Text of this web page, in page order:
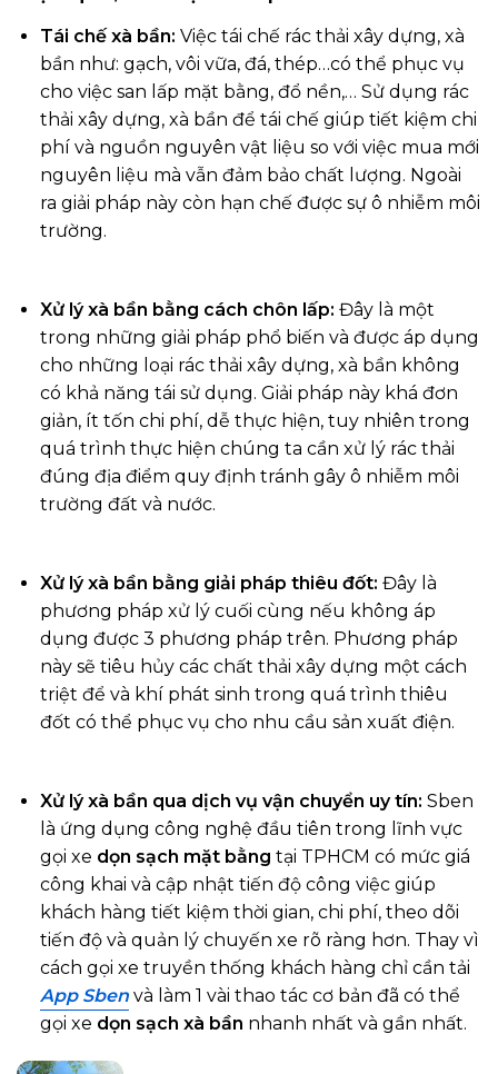
Tái chế xà bần: Việc tái chế rác thải xây dựng, xà
bần như: gạch, vôi vữa, đá, thép…có thể phục vụ
cho việc san lấp mặt bằng, đổ nền,… Sử dụng rác
thải xây dựng, xà bần để tái chế giúp tiết kiệm chi
phí và nguồn nguyên vật liệu so với việc mua mới
nguyên liệu mà vẫn đảm bảo chất lượng. Ngoài
ra giải pháp này còn hạn chế được sự ô nhiễm môi
trường.
Xử lý xà bần bằng cách chôn lấp: Đây là một
trong những giải pháp phổ biến và được áp dụng
cho những loại rác thải xây dựng, xà bần không
có khả năng tái sử dụng. Giải pháp này khá đơn
giản, ít tốn chi phí, dễ thực hiện, tuy nhiên trong
quá trình thực hiện chúng ta cần xử lý rác thải
đúng địa điểm quy định tránh gây ô nhiễm môi
trường đất và nước.
Xử lý xà bần bằng giải pháp thiêu đốt: Đây là
phương pháp xử lý cuối cùng nếu không áp
dụng được 3 phương pháp trên. Phương pháp
này sẽ tiêu hủy các chất thải xây dựng một cách
triệt để và khí phát sinh trong quá trình thiêu
đốt có thể phục vụ cho nhu cầu sản xuất điện.
Xử lý xà bần qua dịch vụ vận chuyển uy tín: Sben
là ứng dụng công nghệ đầu tiên trong lĩnh vực
gọi xe dọn sạch mặt bằng tại TPHCM có mức giá
công khai và cập nhật tiến độ công việc giúp
khách hàng tiết kiệm thời gian, chi phí, theo dõi
tiến độ và quản lý chuyến xe rõ ràng hơn. Thay vì
cách gọi xe truyền thống khách hàng chỉ cần tải
App Sbenvà làm 1 vài thao tác cơ bản đã có thể
gọi xe dọn sạch xà bần nhanh nhất và gần nhất.